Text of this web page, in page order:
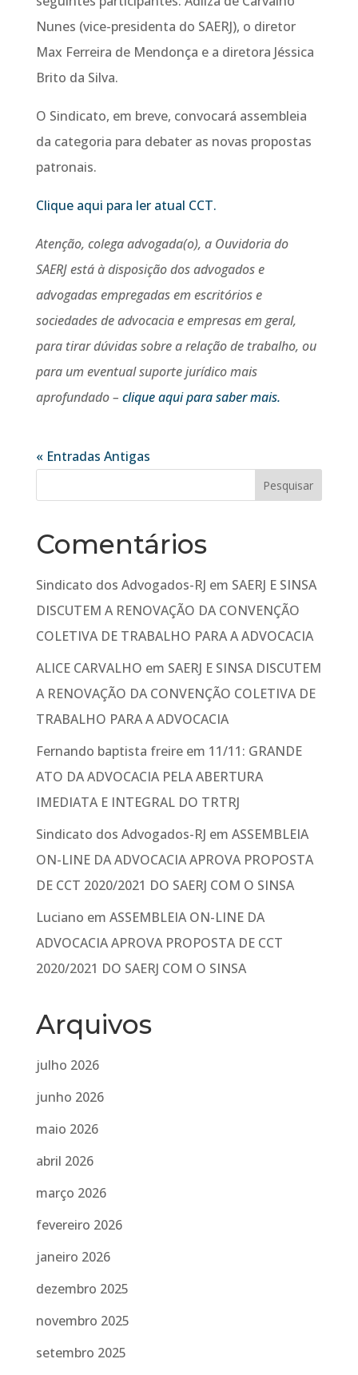
Nunes (vice-presidenta do SAERJ), o diretor
Max Ferreira de Mendonça e a diretora Jéssica
Brito da Silva.
O Sindicato, em breve, convocará assembleia
da categoria para debater as novas propostas
patronais.
Clique aqui para ler atual CCT.
Atenção, colega advogada(o), a Ouvidoria do
SAERJ está à disposição dos advogados e
advogadas empregadas em escritórios e
sociedades de advocacia e empresas em geral,
para tirar dúvidas sobre a relação de trabalho, ou
para um eventual suporte jurídico mais
aprofundado – clique aqui para saber mais.
« Entradas Antigas
Comentários
Sindicato dos Advogados-RJ em SAERJ E SINSA
DISCUTEM A RENOVAÇÃO DA CONVENÇÃO
COLETIVA DE TRABALHO PARA A ADVOCACIA
ALICE CARVALHO em SAERJ E SINSA DISCUTEM
A RENOVAÇÃO DA CONVENÇÃO COLETIVA DE
TRABALHO PARA A ADVOCACIA
Fernando baptista freireem 11/11: GRANDE
ATO DA ADVOCACIA PELA ABERTURA
IMEDIATA E INTEGRAL DO TRTRJ
Sindicato dos Advogados-RJ em ASSEMBLEIA
ON-LINE DA ADVOCACIA APROVA PROPOSTA
DE CCT 2020/2021 DO SAERJ COM O SINSA
Luciano em ASSEMBLEIA ON-LINE DA
ADVOCACIA APROVA PROPOSTA DE CCT
2020/2021 DO SAERJ COM O SINSA
Arquivos
julho 2026
junho 2026
maio 2026
abril 2026
março 2026
fevereiro 2026
janeiro 2026
dezembro 2025
novembro 2025
setembro 2025